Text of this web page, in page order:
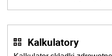
Kalkulatory